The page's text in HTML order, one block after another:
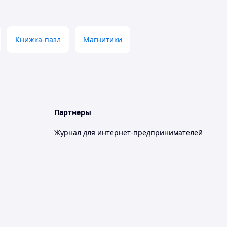
Книжка-пазл Магнитики
Партнеры
Журнал для интернет-предпринимателей